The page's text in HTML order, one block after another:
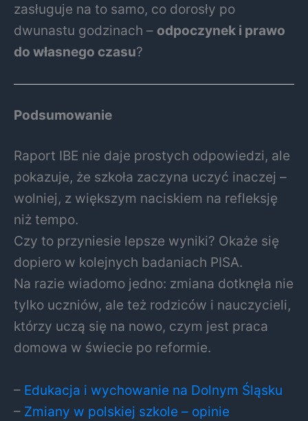
zasługuje na to samo, co dorosły po
dwunastu godzinach – odpoczynek i prawo
do własnego czasu?
Podsumowanie
Raport IBE nie daje prostych odpowiedzi, ale
pokazuje, że szkoła zaczyna uczyć inaczej –
wolniej, z większym naciskiem na refleksję
niż tempo.
Czy to przyniesie lepsze wyniki? Okaże się
dopiero w kolejnych badaniach PISA.
Na razie wiadomo jedno: zmiana dotknęła nie
tylko uczniów, ale też rodziców i nauczycieli,
którzy uczą się na nowo, czym jest praca
domowa w świecie po reformie.
– Edukacja i wychowanie na Dolnym Śląsku
– Zmiany w polskiej szkole – opinie